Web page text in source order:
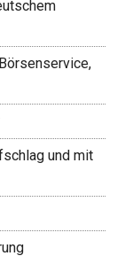
und mit